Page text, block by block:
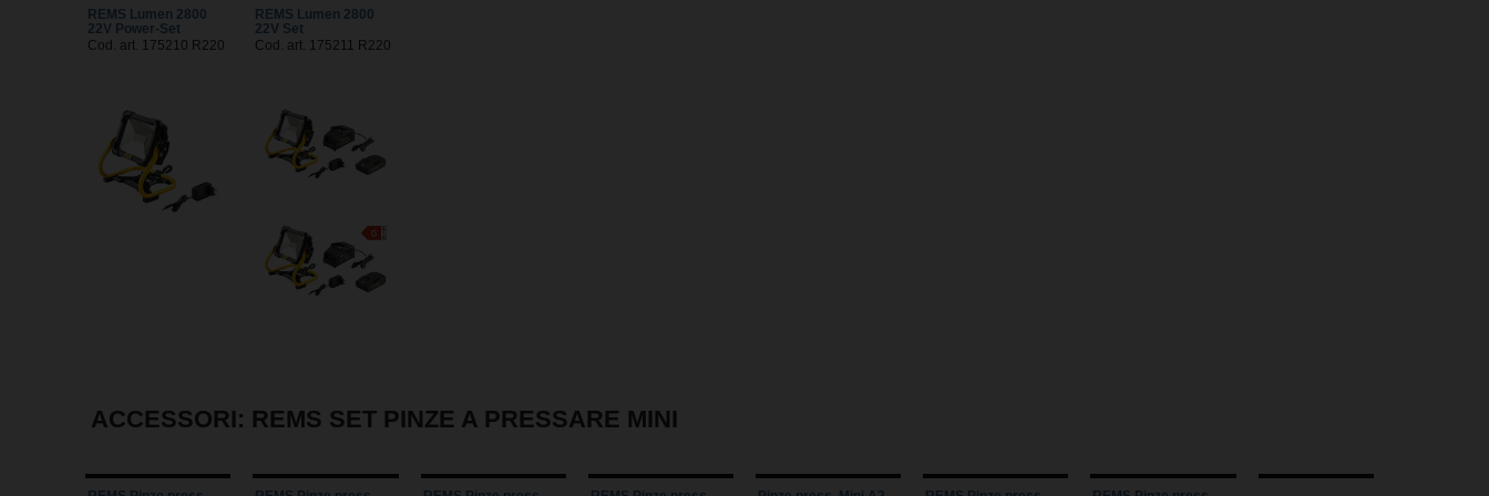
REMS Lumen 2800
22V Power-Set
Cod. art. 175210 R220
REMS Lumen 2800
22V Set
Cod. art. 175211 R220
ACCESSORI: REMS SET PINZE A PRESSARE MINI